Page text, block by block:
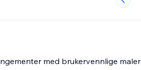
med brukervennlige maler